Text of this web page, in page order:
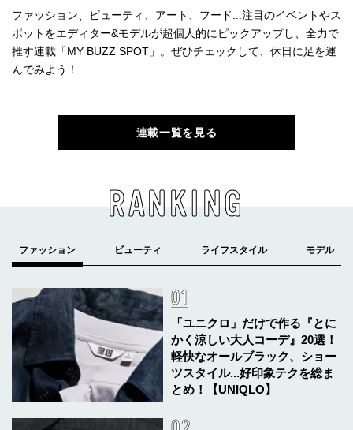
ファッション、ビューティ、アート、フード...注目のイベントやス
ポットをエディター&モデルが超個人的にピックアップし、全力で
推す連載「MY BUZZ SPOT」。ぜひチェックして、休日に足を運
んでみよう！
連載一覧を見る
RANKING
「ユニクロ」だけで作る『とに
かく涼しい大人コーデ』20選！
軽快なオールブラック、ショー
ツスタイル...好印象テクを総ま
とめ！【UNIQLO】